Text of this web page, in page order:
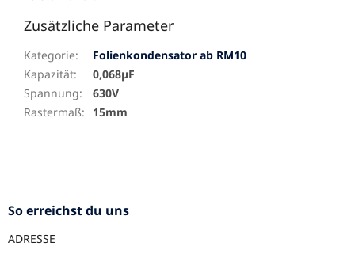
Zusätzliche Parameter
Kategorie:
Folienkondensator ab RM10
Kapazität:
0,068µF
Spannung:
630V
Rastermaß: 15mm
F
So erreichst du uns
ADRESSE